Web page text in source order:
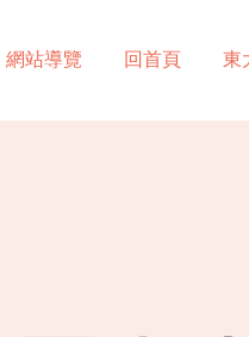
網站導覽 回首頁 東